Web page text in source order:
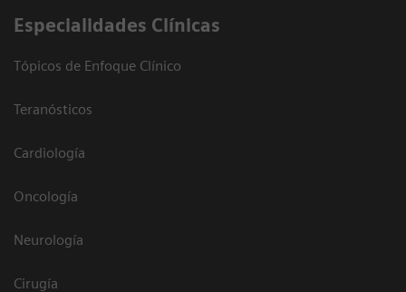
Especialidades Clínicas
Tópicos de Enfoque Clínico
Teranósticos
Cardiología
Oncología
Neurología
Cirugía